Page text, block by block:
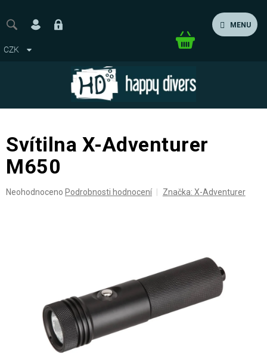
obsah
MENU
CZK
Nákupní
Svítilna X-Adventurer
M650
Průměrné
Neohodnoceno Podrobnosti hodnocení Značka: X-Adventurer